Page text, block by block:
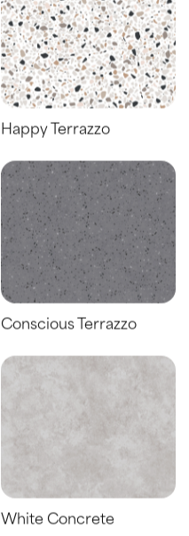
Happy Terrazzo
Conscious Terrazzo
White Concrete